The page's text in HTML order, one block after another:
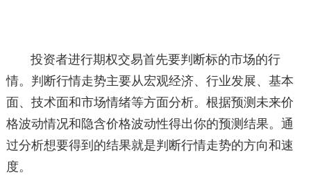
投资者进行期权交易首先要判断标的市场的行
情。判断行情走势主要从宏观经济、行业发展、基本
面、技术面和市场情绪等方面分析。根据预测未来价
格波动情况和隐含价格波动性得出你的预测结果。通
过分析想要得到的结果就是判断行情走势的方向和速
度。